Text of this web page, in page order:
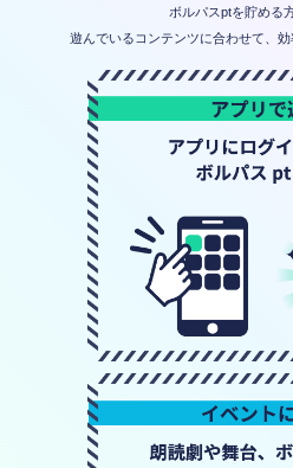
ボルパスptを貯める
遊んでいるコンテンツに合わせて、